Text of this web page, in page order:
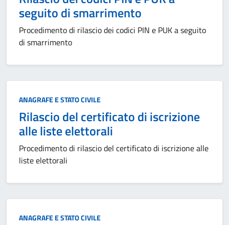
seguito di smarrimento
Procedimento di rilascio dei codici PIN e PUK a seguito
di smarrimento
Categoria:
ANAGRAFE E STATO CIVILE
Rilascio del certificato di iscrizione
alle liste elettorali
Procedimento di rilascio del certificato di iscrizione alle
liste elettorali
Categoria:
ANAGRAFE E STATO CIVILE